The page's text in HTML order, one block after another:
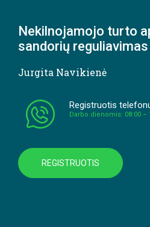
Nekilnojamojo turto
sandorių reguliavimas
Jurgita Navikienė
Registruotis
Darbo dienomis: 08:00 –
REGISTRUOTIS